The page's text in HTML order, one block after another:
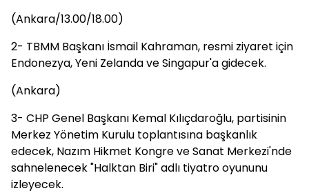
(Ankara/13.00/18.00)
2- TBMM Başkanı İsmail Kahraman, resmi ziyaret için
Endonezya, Yeni Zelanda ve Singapur'a gidecek.
(Ankara)
3- CHP Genel Başkanı Kemal Kılıçdaroğlu, partisinin
Merkez Yönetim Kurulu toplantısına başkanlık
edecek, Nazım Hikmet Kongre ve Sanat Merkezi'nde
sahnelenecek "Halktan Biri" adlı tiyatro oyununu
izleyecek.